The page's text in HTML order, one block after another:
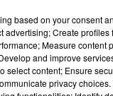
son arrivée.
du pouls de
populaire, il
Batman, ruelle
based on your consent
Create
Measure content
and improve
content; Ensure
privacy